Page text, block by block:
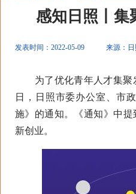
感知日照丨集
发表时间：2022-05-09 来源：日
为了优化青年人才集聚
日，日照市委办公室、市
施》的通知。《通知》中
新创业。